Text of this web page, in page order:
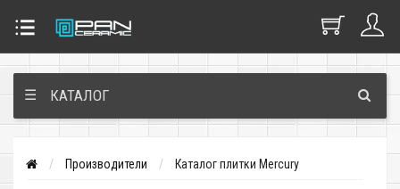
☰ КАТАЛОГ
Производители Каталог плитки Mercury